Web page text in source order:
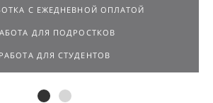
С ЕЖЕДНЕВНОЙ ОПЛАТОЙ
ДЛЯ ПОДРОСТКОВ
РАБОТА ДЛЯ СТУДЕНТОВ